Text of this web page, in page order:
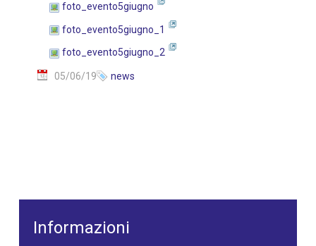
foto_evento5giugno
foto_evento5giugno_1
foto_evento5giugno_2
05/06/19 news
Informazioni